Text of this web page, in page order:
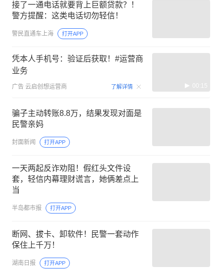
接了一通电话就要背上巨额贷款？！
警方提醒：这类电话切勿轻信！
警民直通车上海 打开APP
凭本人手机号：验证后获取！#运营商
业务
广告 云启创想运营商 了解详情 00:15
骗子主动转账8.8万，结果发现对面是
民警亲妈
封面新闻 打开APP
一天两起反诈劝阻！假红头文件设
套，轻信内幕理财谎言，她俩差点上
当
半岛都市报 打开APP
断网、拔卡、卸软件！民警一套动作
保住上千万！
湖南日报 打开APP